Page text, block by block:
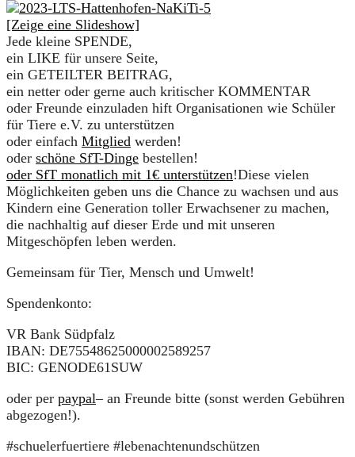
[Zeige eine Slideshow]
Jede kleine SPENDE,
ein LIKE für unsere Seite,
ein GETEILTER BEITRAG,
ein netter oder gerne auch kritischer KOMMENTAR
oder Freunde einzuladen hift Organisationen wie Schüler
für Tiere e.V. zu unterstützen
oder einfach Mitglied werden!
oder schöne SfT-Dinge bestellen!
oder SfT monatlich mit 1€ unterstützen!Diese vielen
Möglichkeiten geben uns die Chance zu wachsen und aus
Kindern eine Generation toller Erwachsener zu machen,
die nachhaltig auf dieser Erde und mit unseren
Mitgeschöpfen leben werden.
Gemeinsam für Tier, Mensch und Umwelt!
Spendenkonto:
VR Bank Südpfalz
IBAN: DE75548625000002589257
BIC: GENODE61SUW
oder per paypal– an Freunde bitte (sonst werden Gebühren
abgezogen!).
#schuelerfuertiere #lebenachtenundschützen